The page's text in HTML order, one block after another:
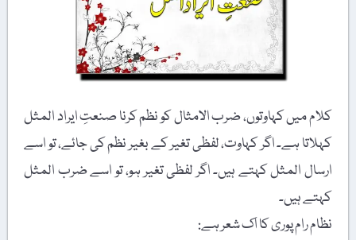
کلام میں کہاوتوں، ضرب الامثال کو نظم کرنا صنعتِ ایراد المثل
کہلاتا ہے۔ اگر کہاوت، لفظی تغیر کے بغیر نظم کی جائے، تو اسے
ارسال المثل کہتے ہیں۔ اگر لفظی تغیر ہو، تو اسے ضرب المثل
کہتے ہیں۔
نظام رام پوری کا اک شعر ہے: